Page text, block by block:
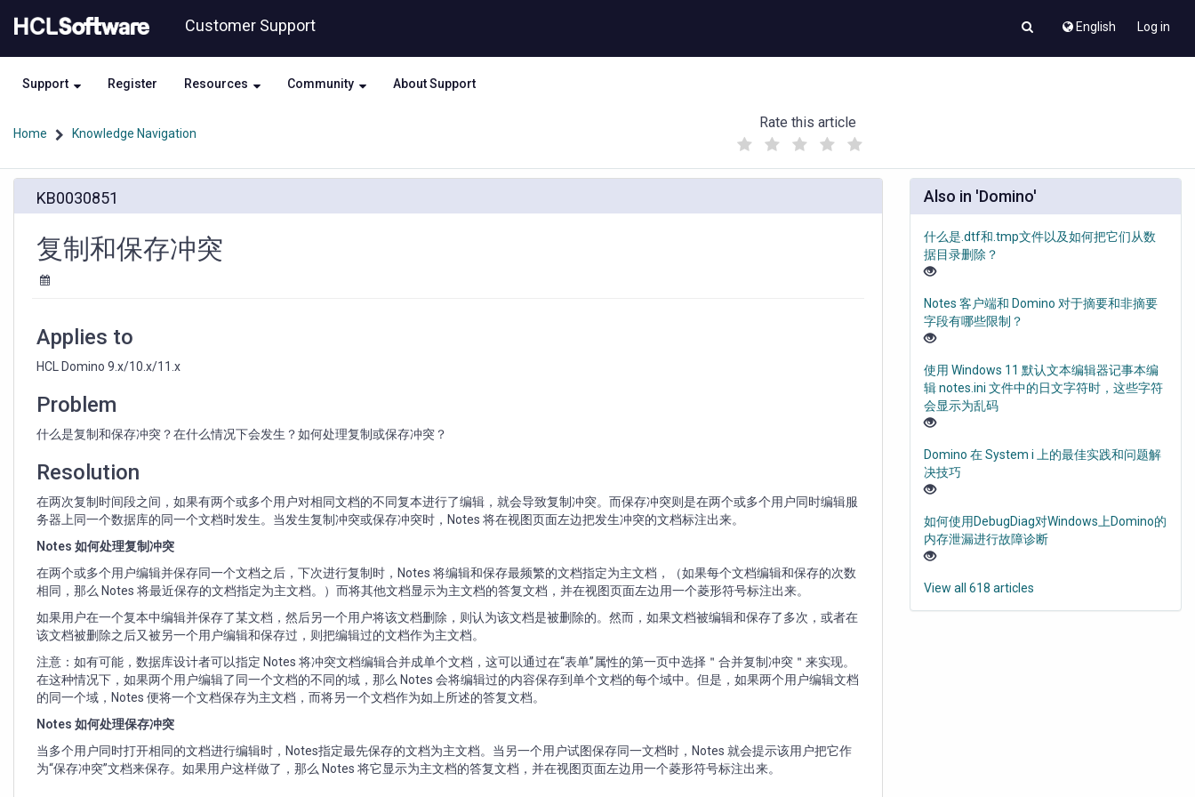
to
content
to
Customer Support English Log in
Support Register Resources Community About Support
Home Knowledge Navigation
Rate this article
(
)
KB0030851
复制和保存冲突
Applies to
HCL Domino 9.x/10.x/11.x
Problem
什么是复制和保存冲突？在什么情况下会发生？如何处理复制或保存冲突？
Resolution
在两次复制时间段之间，如果有两个或多个用户对相同文档的不同复本进行了编辑，就会导致复制冲突。而保存冲突则是在两个或多个用户同时编辑服
务器上同一个数据库的同一个文档时发生。当发生复制冲突或保存冲突时，Notes 将在视图页面左边把发生冲突的文档标注出来。
Notes 如何处理复制冲突
在两个或多个用户编辑并保存同一个文档之后，下次进行复制时，Notes 将编辑和保存最频繁的文档指定为主文档，（如果每个文档编辑和保存的次数
相同，那么 Notes 将最近保存的文档指定为主文档。）而将其他文档显示为主文档的答复文档，并在视图页面左边用一个菱形符号标注出来。
如果用户在一个复本中编辑并保存了某文档，然后另一个用户将该文档删除，则认为该文档是被删除的。然而，如果文档被编辑和保存了多次，或者在
该文档被删除之后又被另一个用户编辑和保存过，则把编辑过的文档作为主文档。
注意：如有可能，数据库设计者可以指定 Notes 将冲突文档编辑合并成单个文档，这可以通过在“表单”属性的第一页中选择＂合并复制冲突＂来实现。
在这种情况下，如果两个用户编辑了同一个文档的不同的域，那么 Notes 会将编辑过的内容保存到单个文档的每个域中。但是，如果两个用户编辑文档
的同一个域，Notes 便将一个文档保存为主文档，而将另一个文档作为如上所述的答复文档。
Notes 如何处理保存冲突
当多个用户同时打开相同的文档进行编辑时，Notes指定最先保存的文档为主文档。当另一个用户试图保存同一文档时，Notes 就会提示该用户把它作
为“保存冲突”文档来保存。如果用户这样做了，那么 Notes 将它显示为主文档的答复文档，并在视图页面左边用一个菱形符号标注出来。
Also in 'Domino'
什么是.dtf和.tmp文件以及如何把它们从数
据目录删除？
Notes 客户端和 Domino 对于摘要和非摘要
字段有哪些限制？
使用 Windows 11 默认文本编辑器记事本编
辑 notes.ini 文件中的日文字符时，这些字符
会显示为乱码
Domino 在 System i 上的最佳实践和问题解
决技巧
如何使用DebugDiag对Windows上Domino的
内存泄漏进行故障诊断
View all 618 articles